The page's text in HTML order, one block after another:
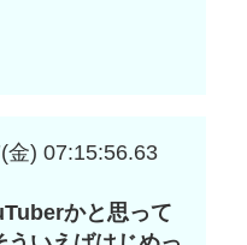
金) 07:15:56.63
かと思って